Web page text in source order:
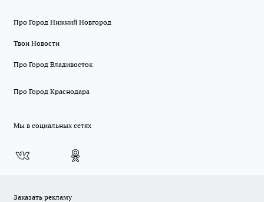
Про Город Нижний Новгород
Твои Новости
Про Город Владивосток
Про Город Краснодара
Мы в социальных сетях
Заказать рекламу